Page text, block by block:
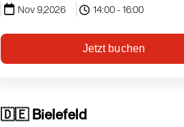
Nov 9,2026 14:00 - 16:00
Jetzt buchen
🇩🇪 Bielefeld